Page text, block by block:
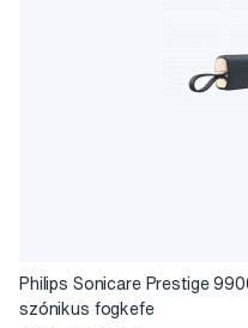
Philips Sonicare Prestige
szónikus fogkefe